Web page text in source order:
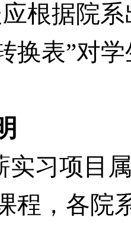
根据院
换表”对
实习项目
程 ， 各院